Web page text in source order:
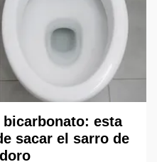
esta
sacar el sarro de